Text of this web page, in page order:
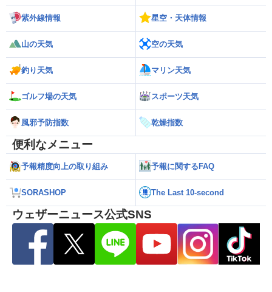
紫外線情報 星空・天体情報
山の天気 空の天気
釣り天気 マリン天気
ゴルフ場の天気 スポーツ天気
風邪予防指数 乾燥指数
便利なメニュー
予報精度向上の取り組み 予報に関するFAQ
SORASHOP The Last 10-second
ウェザーニュース公式SNS